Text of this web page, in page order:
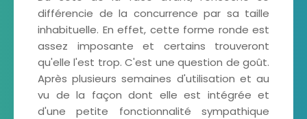
différencie de la concurrence par sa taille
inhabituelle. En effet, cette forme ronde est
assez imposante et certains trouveront
qu'elle l'est trop. C'est une question de goût.
Après plusieurs semaines d'utilisation et au
vu de la façon dont elle est intégrée et
d'une petite fonctionnalité sympathique